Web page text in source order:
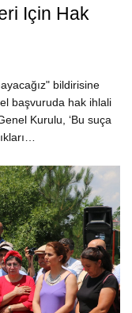
Için Hak
bildirisine
başvuruda hak ihlali
Kurulu, ‘Bu suça